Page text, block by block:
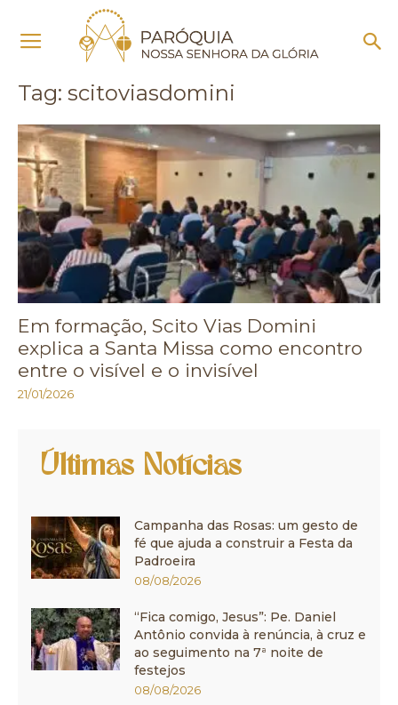
Scitoviasdomini
Tag: scitoviasdomini
Em formação, Scito Vias Domini
explica a Santa Missa como encontro
entre o visível e o invisível
21/01/2026
Últimas Notícias
Campanha das Rosas: um gesto de
fé que ajuda a construir a Festa da
Padroeira
08/08/2026
“Fica comigo, Jesus”: Pe. Daniel
Antônio convida à renúncia, à cruz e
ao seguimento na 7ª noite de
festejos
08/08/2026